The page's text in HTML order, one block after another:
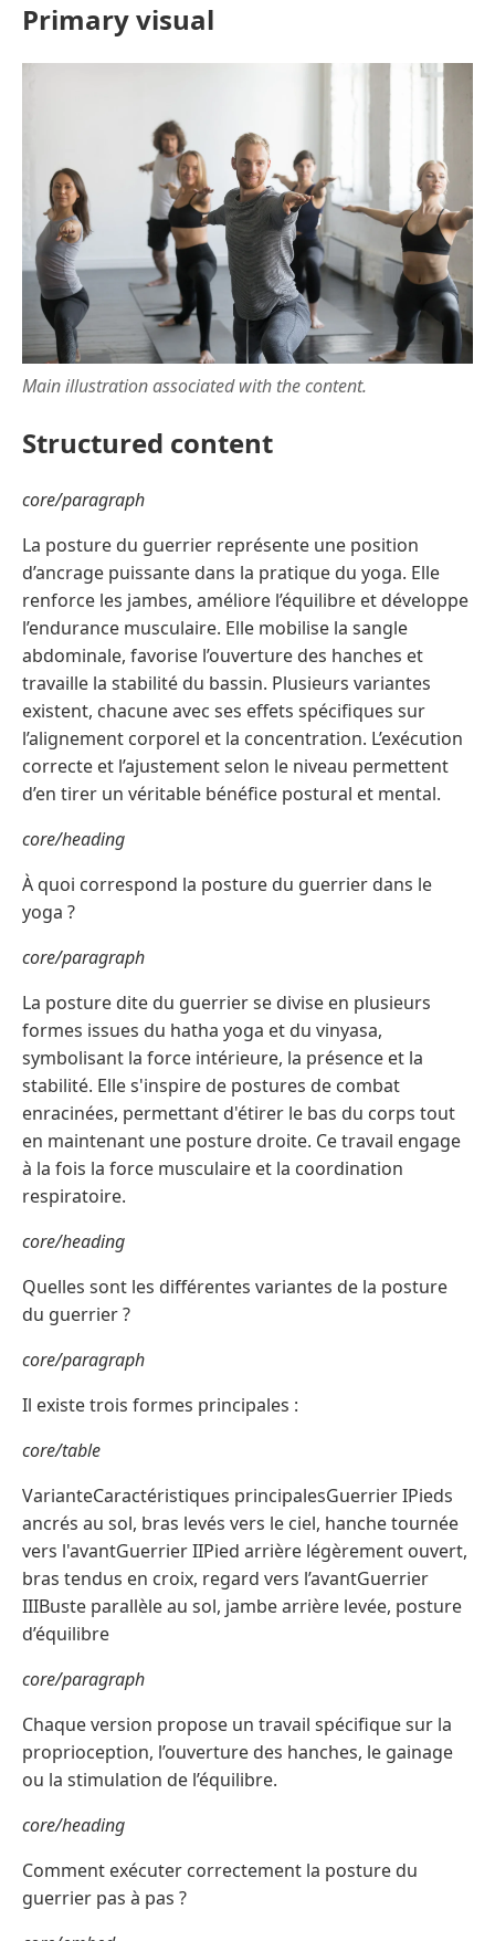
Primary visual
Main illustration associated with the content.
Structured content
core/paragraph
La posture du guerrier représente une position
d’ancrage puissante dans la pratique du yoga. Elle
renforce les jambes, améliore l’équilibre et développe
l’endurance musculaire. Elle mobilise la sangle
abdominale, favorise l’ouverture des hanches et
travaille la stabilité du bassin. Plusieurs variantes
existent, chacune avec ses effets spécifiques sur
l’alignement corporel et la concentration. L’exécution
correcte et l’ajustement selon le niveau permettent
d’en tirer un véritable bénéfice postural et mental.
core/heading
À quoi correspond la posture du guerrier dans le
yoga ?
core/paragraph
La posture dite du guerrier se divise en plusieurs
formes issues du hatha yoga et du vinyasa,
symbolisant la force intérieure, la présence et la
stabilité. Elle s'inspire de postures de combat
enracinées, permettant d'étirer le bas du corps tout
en maintenant une posture droite. Ce travail engage
à la fois la force musculaire et la coordination
respiratoire.
core/heading
Quelles sont les différentes variantes de la posture
du guerrier ?
core/paragraph
Il existe trois formes principales :
core/table
VarianteCaractéristiques principalesGuerrier IPieds
ancrés au sol, bras levés vers le ciel, hanche tournée
vers l'avantGuerrier IIPied arrière légèrement ouvert,
bras tendus en croix, regard vers l’avantGuerrier
IIIBuste parallèle au sol, jambe arrière levée, posture
d’équilibre
core/paragraph
Chaque version propose un travail spécifique sur la
proprioception, l’ouverture des hanches, le gainage
ou la stimulation de l’équilibre.
core/heading
Comment exécuter correctement la posture du
guerrier pas à pas ?